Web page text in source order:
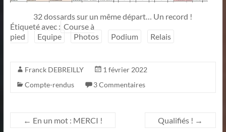
32 dossards sur un même départ… Un record !
Étiqueté avec : Course à
pied
Equipe Photos Podium Relais
Franck DEBREILLY
1 février 2022
Compte-rendus
3 Commentaires
← En un mot : MERCI ! Qualifiés ! →